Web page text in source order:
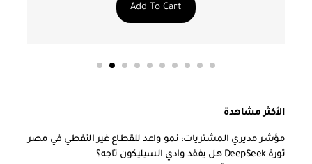
Add To Cart
الأكثر مشاهدة
مؤشر مديري المشتريات: نمو واعد للقطاع غير النفطي في مصر
ثورة DeepSeek هل يفقد وادي السيليكون تاجه؟